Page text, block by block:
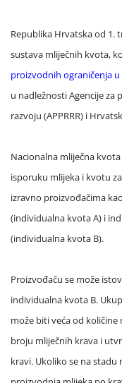
Republika Hrvatska od 1.
sustava mliječnih kvota,
proizvodnih ograničenja
u nadležnosti Agencije
razvoju (APPRRR) i
Nacionalna mliječna
isporuku mlijeka i kvotu
izravno proizvođačima
(individualna kvota A) i
(individualna kvota B).
Proizvođaču se može
individualna kvota B.
može biti veća od
broju mliječnih krava i
kravi. Ukoliko se na